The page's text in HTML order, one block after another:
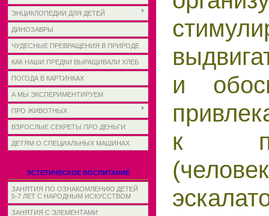
ЭНЦИКЛОПЕДИИ ДЛЯ ДЕТЕЙ
ДИНОЗАВРЫ
ЧУДЕСНЫЕ ПРЕВРАЩЕНИЯ В ПРИРОДЕ
КАК НАШИ ПРЕДКИ ВЫРАЩИВАЛИ ХЛЕБ
ПОГОДА В КАРТИНКАХ
А МЫ ЭКСПЕРИМЕНТИРУЕМ
ПРО ЖИВОТНЫХ
ВЗРОСЛЫЕ СЕКРЕТЫ ПРО ДЕНЬГИ
ДЕТЯМ О СПЕЦИАЛЬНЫХ МАШИНАХ
ЭСТЕТИЧЕСКОЕ ВОСПИТАНИЕ
ЗАНЯТИЯ ПО ОЗНАКОМЛЕНИЮ ДЕТЕЙ
5-7 ЛЕТ С НАРОДНЫМ ИСКУССТВОМ
ЗАНЯТИЯ С ЭЛЕМЕНТАМИ
и
к